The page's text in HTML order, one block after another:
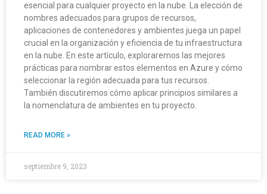
esencial para cualquier proyecto en la nube. La elección de
nombres adecuados para grupos de recursos,
aplicaciones de contenedores y ambientes juega un papel
crucial en la organización y eficiencia de tu infraestructura
en la nube. En este artículo, exploraremos las mejores
prácticas para nombrar estos elementos en Azure y cómo
seleccionar la región adecuada para tus recursos.
También discutiremos cómo aplicar principios similares a
la nomenclatura de ambientes en tu proyecto.
READ MORE »
septiembre 9, 2023